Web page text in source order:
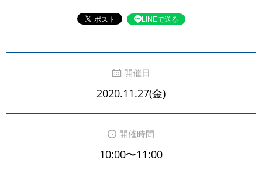
LINEで送る
開催日
2020.11.27(金)
開催時間
10:00〜11:00